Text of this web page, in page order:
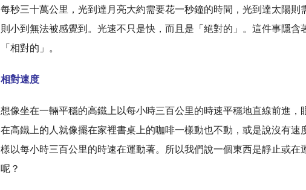
每秒三十萬公里，光到達月亮大約需要花一秒鐘的時間，光到達太陽
則小到無法被感覺到。光速不只是快，而且是「絕對的」。這件事隱
「相對的」。
相對速度
想像坐在一輛平穩的高鐵上以每小時三百公里的時速平穩地直線前進
在高鐵上的人就像擺在家裡書桌上的咖啡一樣動也不動，或是說沒有
樣以每小時三百公里的時速在運動著。所以我們說一個東西是靜止或
呢？